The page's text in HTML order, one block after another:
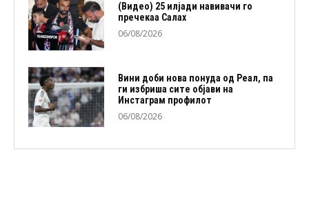
(Видео) 25 илјади навивачи го
пречекаа Салах
06/08/2026
Вини доби нова понуда од Реал, па
ги избриша сите објави на
Инстаграм профилот
06/08/2026